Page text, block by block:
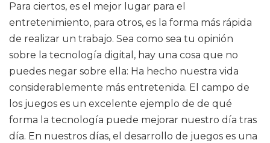
Para ciertos, es el mejor lugar para el
entretenimiento, para otros, es la forma más rápida
de realizar un trabajo. Sea como sea tu opinión
sobre la tecnología digital, hay una cosa que no
puedes negar sobre ella: Ha hecho nuestra vida
considerablemente más entretenida. El campo de
los juegos es un excelente ejemplo de de qué
forma la tecnología puede mejorar nuestro día tras
día. En nuestros días, el desarrollo de juegos es una